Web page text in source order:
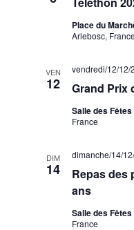
Place du
Arlebosc, France
VEN
12 Grand Prix
vendredi/12/12/
Salle des Fêtes
France
DIM
14
Repas des
ans
dimanche/14/
Salle des Fêtes
France